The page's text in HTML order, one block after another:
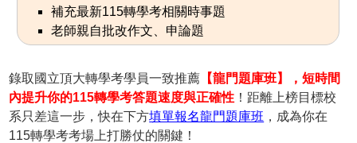
補充最新115轉學考相關時事題
老師親自批改作文、申論題
錄取國立頂大轉學考學員一致推薦 【龍門題庫班】，短時間
內提升你的115轉學考答題速度與正確性 ！距離上榜目標校
系只差這一步，快在下方填單報名龍門題庫班 ，成為你在
115轉學考考場上打勝仗的關鍵！